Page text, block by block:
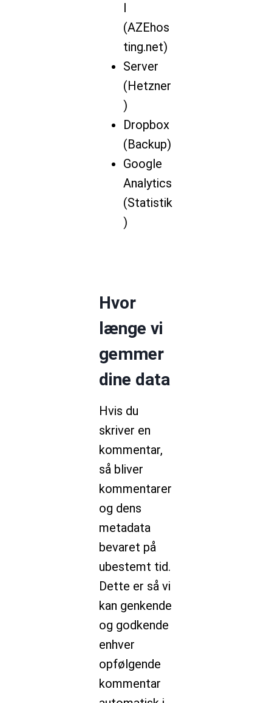
l
(AZEhos
ting.net)
Server
(Hetzner
)
Dropbox
(Backup)
Google
Analytics
(Statistik
)
Hvor
længe vi
gemmer
dine data
Hvis du
skriver en
kommentar,
så bliver
kommentarer
og dens
metadata
bevaret på
ubestemt tid.
Dette er så vi
kan genkende
og godkende
enhver
opfølgende
kommentar